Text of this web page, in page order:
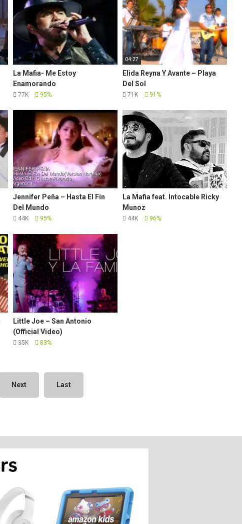
La Mafia- Me Estoy
Enamorando
77K 95%
04:27
Elida Reyna Y Avante – Playa
Del Sol
71K 91%
Jennifer Peña – Hasta El Fin
Del Mundo
44K 95%
La Mafia feat. Intocable Ricky
Munoz
44K 96%
Little Joe – San Antonio
(Official Video)
35K 83%
Next Last